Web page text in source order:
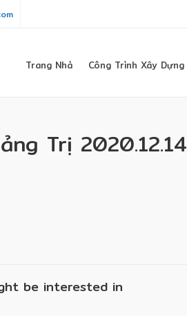
Trang Nhà Công Trình Xây Dựng
Trị 2020.12.14
be interested in